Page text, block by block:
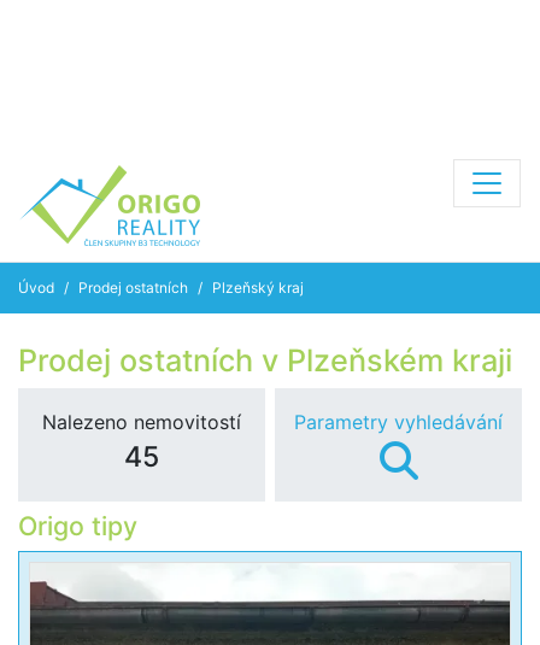
Úvod Prodej ostatních Plzeňský kraj
Prodej ostatních v Plzeňském kraji
Nalezeno nemovitostí
45
Parametry vyhledávání
Origo tipy